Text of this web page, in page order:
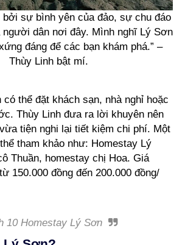
bởi sự bình yên của đảo, sự chu đáo
dân nơi đây. Mình nghĩ Lý Sơn
đáng để các bạn khám phá.” –
Thùy Linh bật mí.
thể đặt khách sạn, nhà nghỉ hoặc
Thùy Linh đưa ra lời khuyên nên
tiện nghi lại tiết kiệm chi phí. Một
tham khảo như: Homestay Lý
Thuần, homestay chị Hoa. Giá
150.000 đồng đến 200.000 đồng/
10 Homestay Lý Sơn